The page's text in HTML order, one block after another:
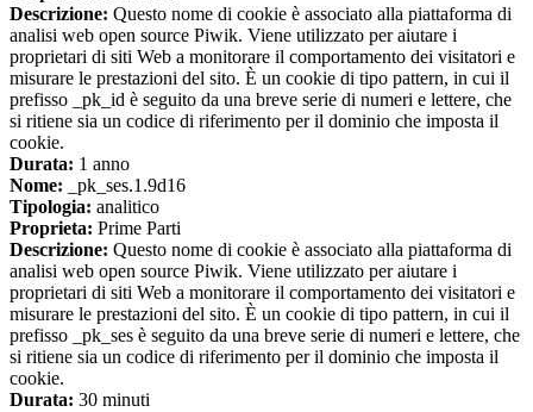
Descrizione: Questo nome di cookie è associato alla piattaforma di
analisi web open source Piwik. Viene utilizzato per aiutare i
proprietari di siti Web a monitorare il comportamento dei visitatori e
misurare le prestazioni del sito. È un cookie di tipo pattern, in cui il
prefisso _pk_id è seguito da una breve serie di numeri e lettere, che
si ritiene sia un codice di riferimento per il dominio che imposta il
cookie.
Durata: 1 anno
Nome: _pk_ses.1.9d16
Tipologia: analitico
Proprieta: Prime Parti
Descrizione: Questo nome di cookie è associato alla piattaforma di
analisi web open source Piwik. Viene utilizzato per aiutare i
proprietari di siti Web a monitorare il comportamento dei visitatori e
misurare le prestazioni del sito. È un cookie di tipo pattern, in cui il
prefisso _pk_ses è seguito da una breve serie di numeri e lettere, che
si ritiene sia un codice di riferimento per il dominio che imposta il
cookie.
Durata: 30 minuti